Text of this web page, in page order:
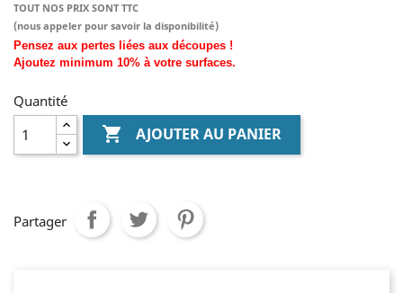
TOUT NOS PRIX SONT TTC
(nous appeler pour savoir la disponibilité)
Pensez aux pertes liées aux découpes !
Ajoutez minimum 10% à votre surfaces.
Quantité
 AJOUTER AU PANIER
Partager